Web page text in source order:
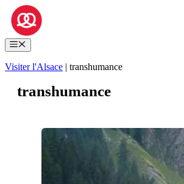
Aller
au
contenu
Menu
Visiter l'Alsace | transhumance
transhumance